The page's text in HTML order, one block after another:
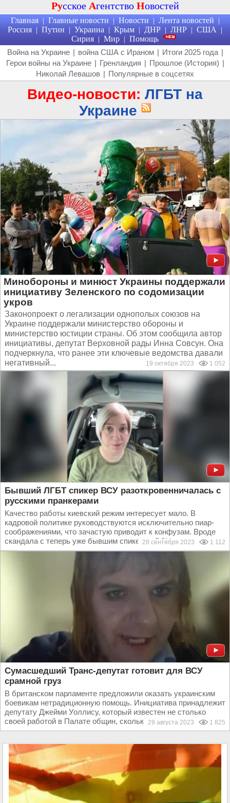
Русское Агентство Новостей
Главная | Главные новости | Новости | Лента новостей |
Россия | Путин | Украина | Крым | ДНР | ЛНР | США |
Сирия | Мир | Помощь
Война на Украине | война США с Ираном | Итоги 2025 года |
Герои войны на Украине | Гренландия | Прошлое (История) |
Николай Левашов | Популярные в соцсетях
Видео-новости: ЛГБТ на
Украине
Минобороны и минюст Украины поддержали
инициативу Зеленского по содомизации
укров
Законопроект о легализации однополых союзов на
Украине поддержали министерство обороны и
министерство юстиции страны. Об этом сообщила автор
инициативы, депутат Верховной рады Инна Совсун. Она
подчеркнула, что ранее эти ключевые ведомства давали
негативный...
19 октября 2023 1 052
Бывший ЛГБТ спикер ВСУ разоткровенничалась с
русскими пранкерами
Качество работы киевский режим интересует мало. В
кадровой политике руководствуются исключительно пиар-
соображениями, что зачастую приводит к конфузам. Вроде
скандала с теперь уже бывшим спикером ВСУ –...
28 сентября 2023 1 112
Сумасшедший Транс-депутат готовит для ВСУ
срамной груз
В британском парламенте предложили оказать украинским
боевикам нетрадиционную помощь. Инициатива принадлежит
депутату Джейми Уоллису, который известен не столько
своей работой в Палате общин, сколько статусом...
29 августа 2023 1 825